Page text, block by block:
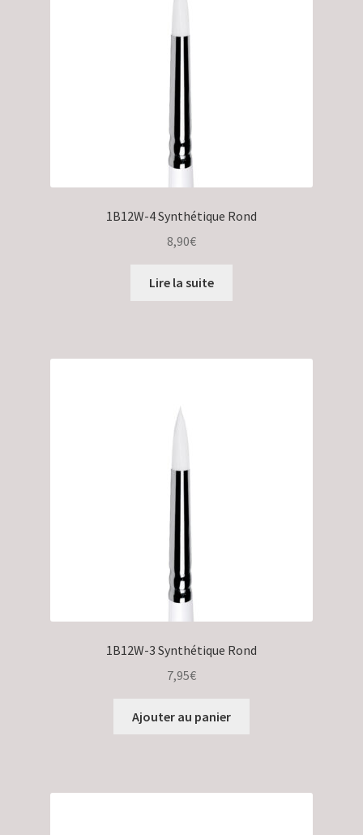
1B12W-4 Synthétique Rond
8,90€
Lire la suite
1B12W-3 Synthétique Rond
7,95€
Ajouter au panier